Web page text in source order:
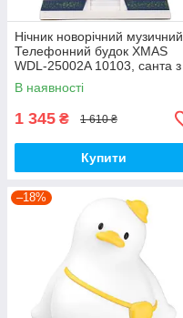
Нічник новорічний музичний
Телефонний будок XMAS
WDL-25002A 10103, санта з
телефоном
В наявності
1 345 ₴ 1 610 ₴
Купити
–18%